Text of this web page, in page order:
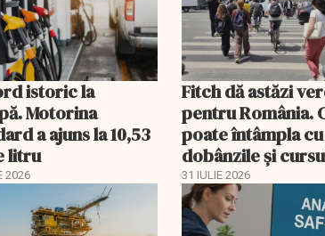
istoric la
Motorina
a ajuns la 10,53
litru
2026
Fitch dă astăzi
pentru România.
poate întâmpla cu
dobânzile și
31 IULIE 2026